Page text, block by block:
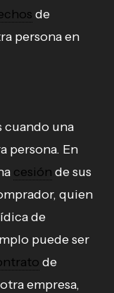
de
persona en
cuando una
persona. En
cesión de sus
quien
de
puede ser
de
empresa,